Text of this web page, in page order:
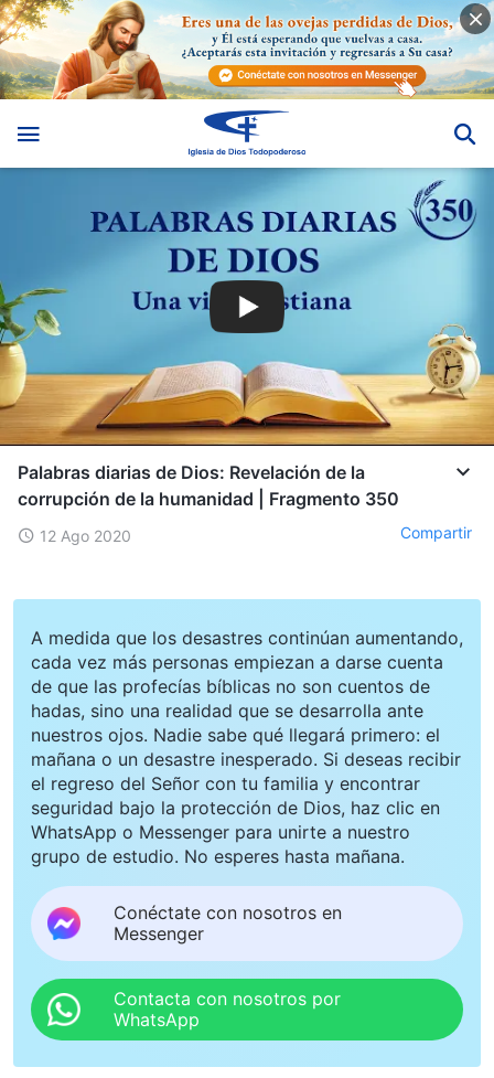
Palabras diarias de Dios: Revelación de la
corrupción de la humanidad | Fragmento 350
12 Ago 2020 Compartir
A medida que los desastres continúan aumentando,
cada vez más personas empiezan a darse cuenta
de que las profecías bíblicas no son cuentos de
hadas, sino una realidad que se desarrolla ante
nuestros ojos. Nadie sabe qué llegará primero: el
mañana o un desastre inesperado. Si deseas recibir
el regreso del Señor con tu familia y encontrar
seguridad bajo la protección de Dios, haz clic en
WhatsApp o Messenger para unirte a nuestro
grupo de estudio. No esperes hasta mañana.
Conéctate con nosotros en
Messenger
Contacta con nosotros por
WhatsApp